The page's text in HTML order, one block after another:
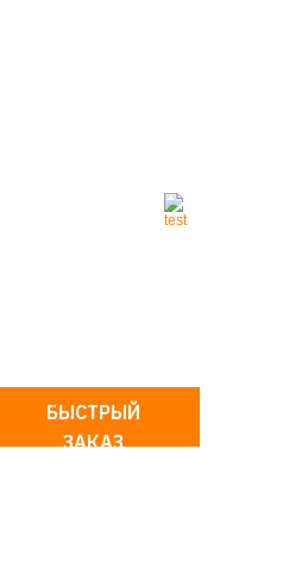
БЫСТРЫЙ
ЗАКАЗ